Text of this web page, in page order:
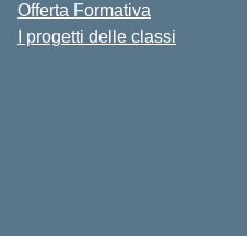
Offerta Formativa
I progetti delle classi